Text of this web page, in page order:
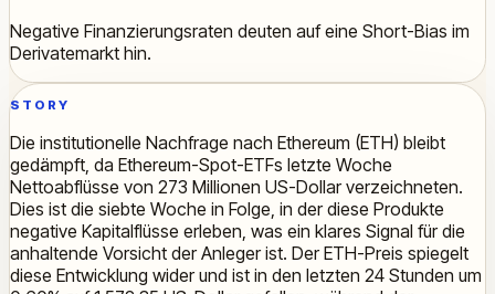
Negative Finanzierungsraten deuten auf eine Short-Bias im
Derivatemarkt hin.
STORY
Die institutionelle Nachfrage nach Ethereum (ETH) bleibt
gedämpft, da Ethereum-Spot-ETFs letzte Woche
Nettoabflüsse von 273 Millionen US-Dollar verzeichneten.
Dies ist die siebte Woche in Folge, in der diese Produkte
negative Kapitalflüsse erleben, was ein klares Signal für die
anhaltende Vorsicht der Anleger ist. Der ETH-Preis spiegelt
diese Entwicklung wider und ist in den letzten 24 Stunden um